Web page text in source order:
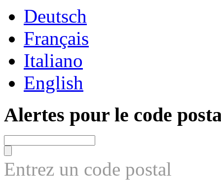
Deutsch
Français
Italiano
English
Alertes pour le code
Entrez un code postal